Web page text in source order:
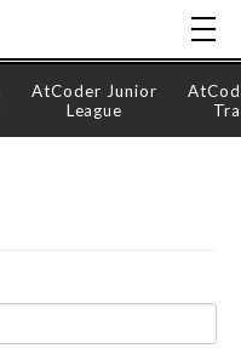
AtCoder Junior
League